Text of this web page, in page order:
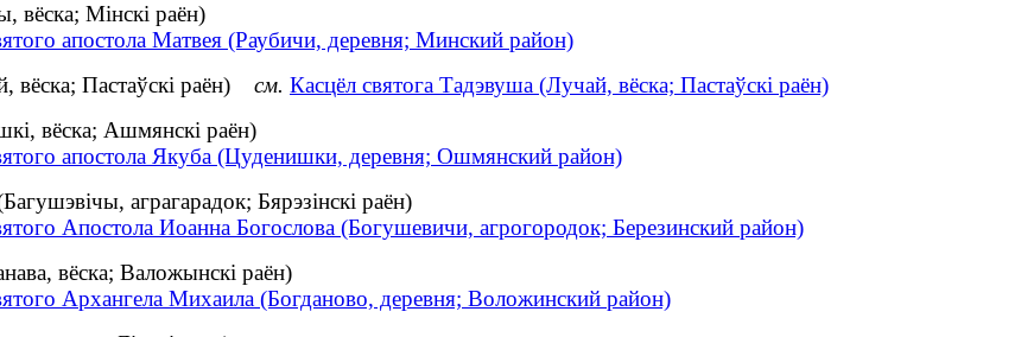
вёска; Мінскі раён)
апостола Матвея (Раубичи, деревня; Минский район)
вёска; Пастаўскі раён) см. Касцёл святога Тадэвуша (Лучай, вёска; Пастаўскі раён)
вёска; Ашмянскі раён)
апостола Якуба (Цуденишки, деревня; Ошмянский район)
аграгарадок; Бярэзінскі раён)
Апостола Иоанна Богослова (Богушевичи, агрогородок; Березинский район)
вёска; Валожынскі раён)
Архангела Михаила (Богданово, деревня; Воложинский район)